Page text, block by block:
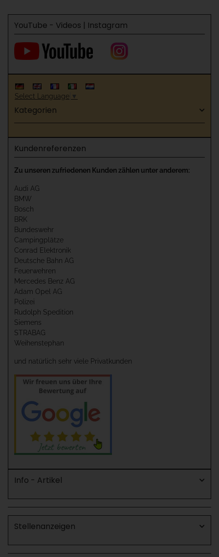
YouTube - Videos | Instagram
Select Language ▼
Kategorien
Kundenreferenzen
Zu unseren zufriedenen Kunden zählen unter anderem:
Audi AG
BMW
Bosch
BRK
Bundeswehr
Campingplätze
Conrad Elektronik
Deutsche Bahn AG
Feuerwehren
Mercedes Benz AG
Adam Opel AG
Polizei
Rudolph Spedition
Siemens
STRABAG
Weihenstephan
und natürlich sehr viele Privatkunden
Info - Artikel
Stellenanzeigen